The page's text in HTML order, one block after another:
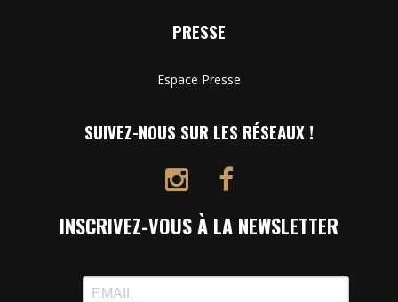
PRESSE
Espace Presse
SUIVEZ-NOUS SUR LES RÉSEAUX !
INSCRIVEZ-VOUS À LA NEWSLETTER